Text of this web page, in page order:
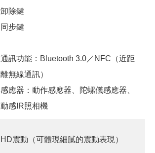
卸除鍵
同步鍵
通訊功能：Bluetooth 3.0／NFC（近距
離無線通訊）
感應器：動作感應器、陀螺儀感應器、
動感IR照相機
HD震動（可體現細膩的震動表現）